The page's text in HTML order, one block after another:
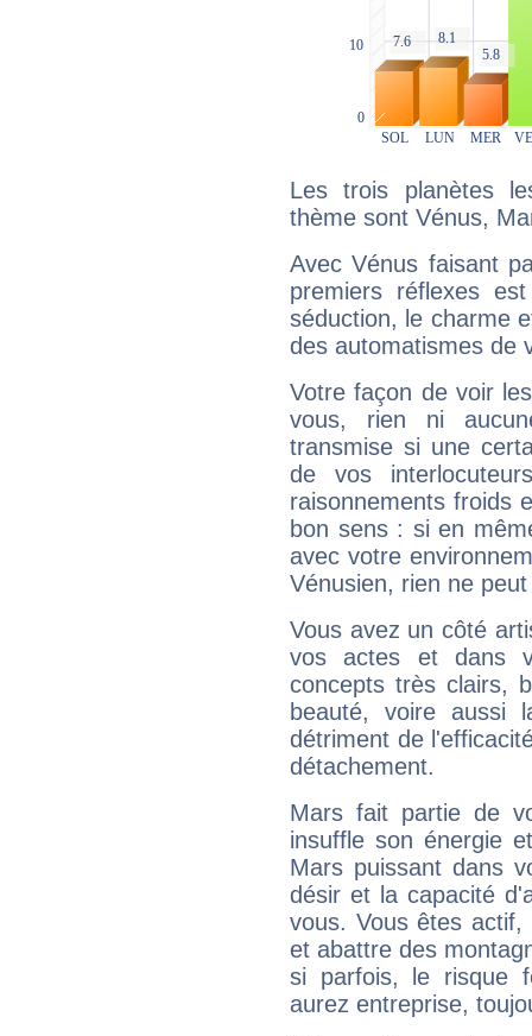
Les trois planètes
thème sont Vénus,
Avec Vénus faisant
premiers réflexes
séduction, le charme
des automatismes de
Votre façon de voir
vous, rien ni
transmise si une
de vos
raisonnements froids
bon sens : si en
avec votre
Vénusien, rien ne
Vous avez un côté
vos actes et dans
concepts très clairs,
beauté, voire aussi
détriment de
détachement.
Mars fait partie de
insuffle son énergie
Mars puissant dans
désir et la capacité
vous. Vous êtes
et abattre des
si parfois, le risque
aurez entreprise,